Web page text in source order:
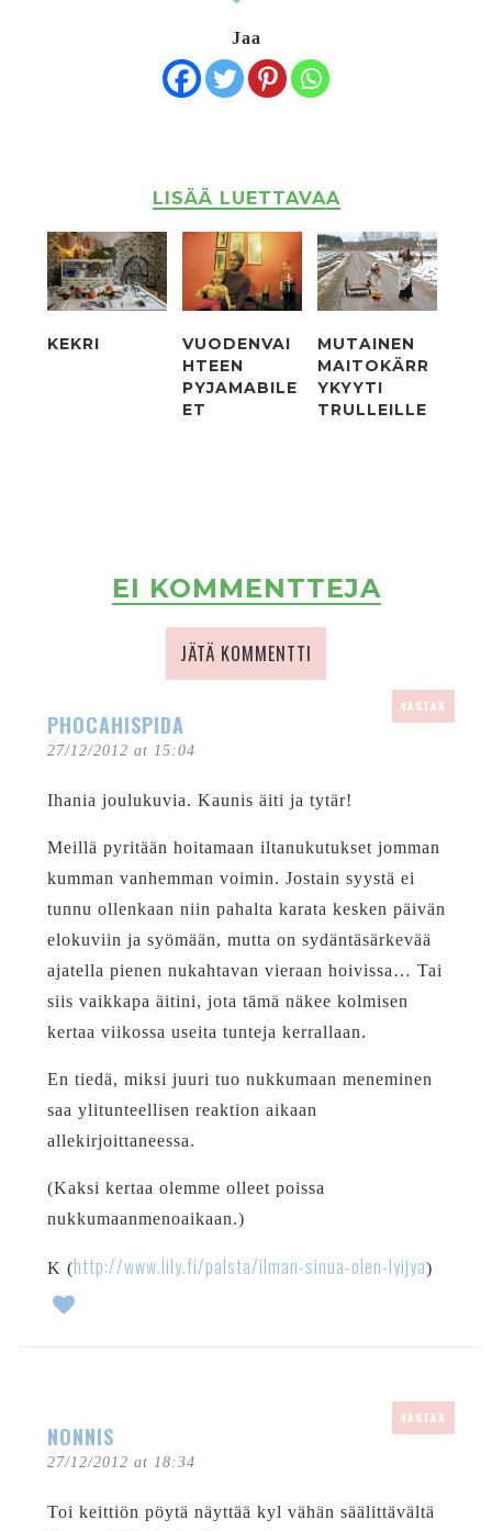
Jaa
LISÄÄ LUETTAVAA
KEKRI
VUODENVAI
HTEEN
PYJAMABILE
ET
MUTAINEN
MAITOKÄRR
YKYYTI
TRULLEILLE
EI KOMMENTTEJA
JÄTÄ KOMMENTTI
PHOCAHISPIDA
27/12/2012 at 15:04
VASTAA
Ihania joulukuvia. Kaunis äiti ja tytär!
Meillä pyritään hoitamaan iltanukutukset jomman
kumman vanhemman voimin. Jostain syystä ei
tunnu ollenkaan niin pahalta karata kesken päivän
elokuviin ja syömään, mutta on sydäntäsärkevää
ajatella pienen nukahtavan vieraan hoivissa… Tai
siis vaikkapa äitini, jota tämä näkee kolmisen
kertaa viikossa useita tunteja kerrallaan.
En tiedä, miksi juuri tuo nukkumaan meneminen
saa ylitunteellisen reaktion aikaan
allekirjoittaneessa.
(Kaksi kertaa olemme olleet poissa
nukkumaanmenoaikaan.)
K (http://www.lily.fi/palsta/ilman-sinua-olen-lyijya)
NONNIS
27/12/2012 at 18:34
VASTAA
Toi keittiön pöytä näyttää kyl vähän säälittävältä